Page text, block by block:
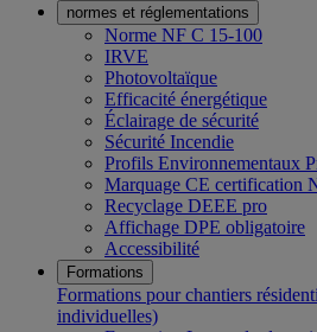
normes et réglementations
Norme NF C 15-100
IRVE
Photovoltaïque
Efficacité énergétique
Éclairage de sécurité
Sécurité Incendie
Profils Environnementaux
Marquage CE certification
Recyclage DEEE pro
Affichage DPE obligatoire
Accessibilité
Formations
Formations pour chantiers
individuelles)